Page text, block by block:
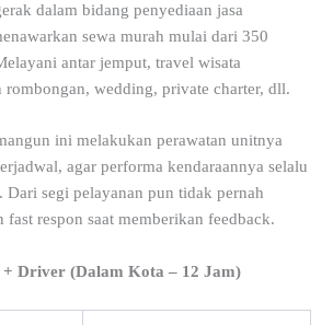
dalam bidang penyediaan jasa
sewa murah mulai dari 350
antar jemput, travel wisata
rombongan, wedding, private charter, dll.
ini melakukan perawatan unitnya
agar performa kendaraannya selalu
Dari segi pelayanan pun tidak pernah
fast respon saat memberikan feedback.
Driver (Dalam Kota – 12 Jam)